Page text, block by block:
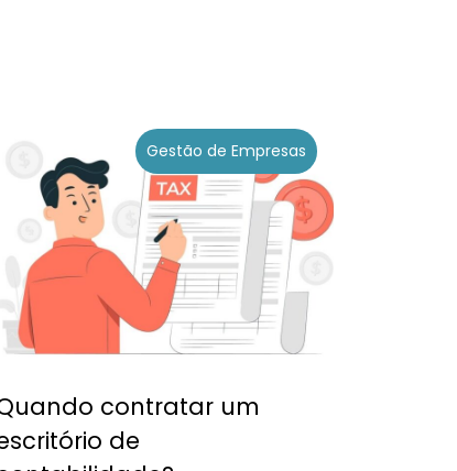
Gestão de Empresas
contratar um
de